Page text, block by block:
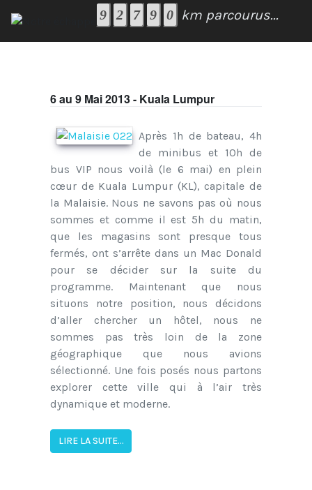
km parcourus...
6 au 9 Mai 2013 - Kuala Lumpur
Après 1h de bateau, 4h
de minibus et 10h de
bus VIP nous voilà (le 6 mai) en plein
cœur de Kuala Lumpur (KL), capitale de
la Malaisie. Nous ne savons pas où nous
sommes et comme il est 5h du matin,
que les magasins sont presque tous
fermés, ont s’arrête dans un Mac Donald
pour se décider sur la suite du
programme. Maintenant que nous
situons notre position, nous décidons
d’aller chercher un hôtel, nous ne
sommes pas très loin de la zone
géographique que nous avions
sélectionné. Une fois posés nous partons
explorer cette ville qui à l’air très
dynamique et moderne.
LIRE LA SUITE...